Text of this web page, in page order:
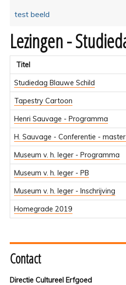
test beeld
Lezingen -
Titel
Studiedag Blauwe Schild
Tapestry Cartoon
Henri Sauvage - Programma
H. Sauvage - Conferentie -
Museum v. h. leger - Programma
Museum v. h. leger - PB
Museum v. h. leger - Inschrijving
Homegrade 2019
Contact
Directie Cultureel Erfgoed